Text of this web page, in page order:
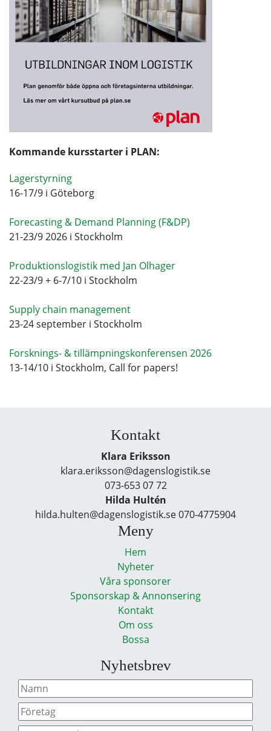
Kommande kursstarter i PLAN:
Lagerstyrning
16-17/9 i Göteborg
Forecasting & Demand Planning (F&DP)
21-23/9 2026 i Stockholm
Produktionslogistik med Jan Olhager
22-23/9 + 6-7/10 i Stockholm
Supply chain management
23-24 september i Stockholm
Forsknings- & tillämpningskonferensen 2026
13-14/10 i Stockholm, Call for papers!
Kontakt
Klara Eriksson
klara.eriksson@dagenslogistik.se
073-653 07 72
Hilda Hultén
hilda.hulten@dagenslogistik.se 070-4775904
Meny
Hem
Nyheter
Våra sponsorer
Sponsorskap & Annonsering
Kontakt
Om oss
Bossa
Nyhetsbrev